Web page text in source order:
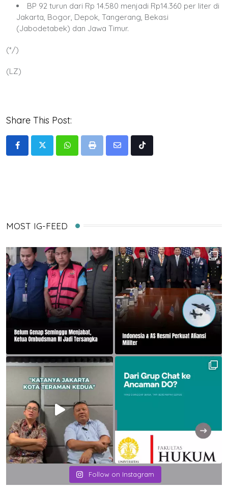
BP 92 turun dari Rp 14.580 menjadi Rp14.360 per liter di
Jakarta, Bogor, Depok, Tangerang, Bekasi
(Jabodetabek) dan Jawa Timur.
(*/)
(LZ)
Share This Post:
WhatsappPrint
Share
Tiktok
MOST IG-FEED
Follow on Instagram